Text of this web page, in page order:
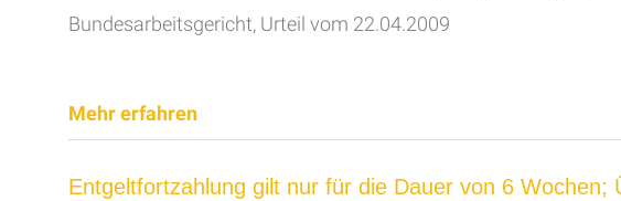
Bundesarbeitsgericht, Urteil vom 22.04.2009
Mehr erfahren
Entgeltfortzahlung gilt nur für die Dauer von 6